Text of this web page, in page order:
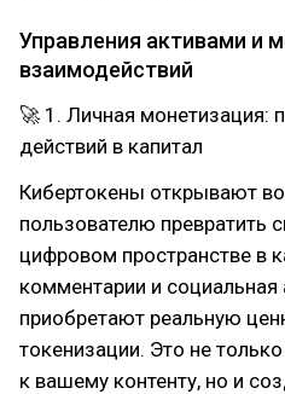
Управления активами и
взаимодействий
🚀 1. Личная монетизация:
действий в капитал
Кибертокены открывают
пользователю превратить
цифровом пространстве в
комментарии и социальная
приобретают реальную
токенизации. Это не
к вашему контенту, но и